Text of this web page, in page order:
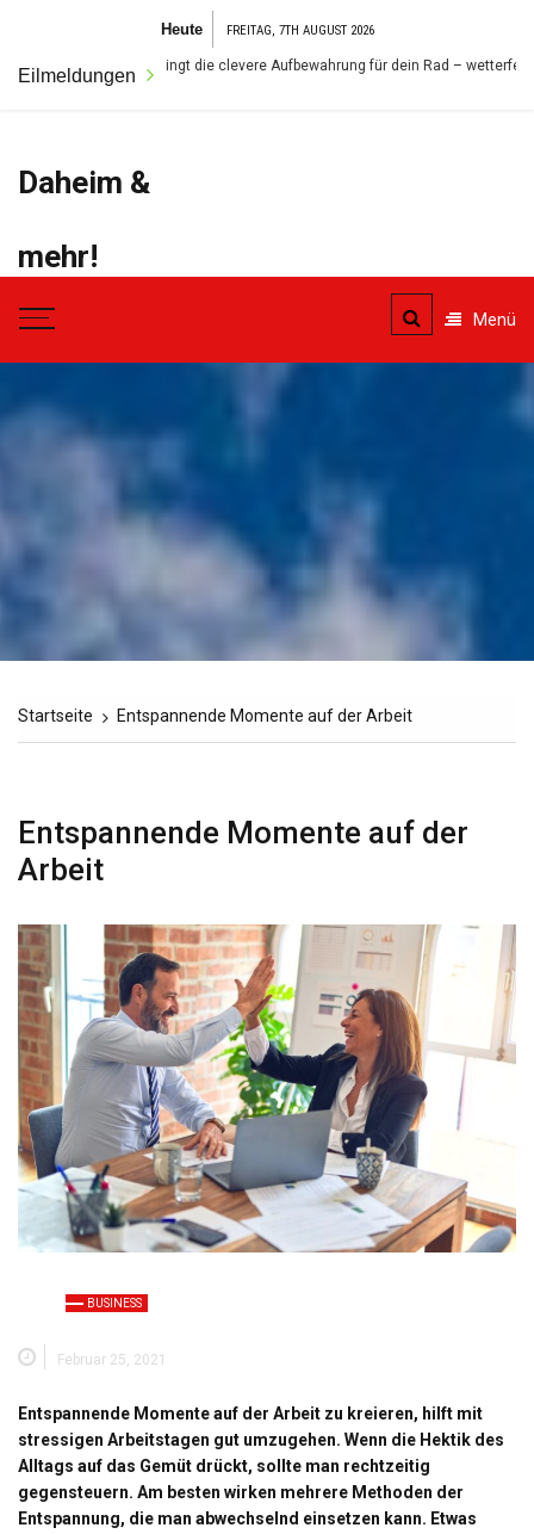
Heute FREITAG, 7TH AUGUST 2026
Eilmeldungen
So gelingt die clevere Aufbewahrung für dein Rad – wetterfest und sicher
Daheim &
mehr!
Der Ort für alles was das
Eigenheim betrifft.
Menü
Startseite Entspannende Momente auf der Arbeit
Entspannende Momente auf der
Arbeit
BUSINESS
Februar 25, 2021
Entspannende Momente auf der Arbeit zu kreieren, hilft mit
stressigen Arbeitstagen gut umzugehen. Wenn die Hektik des
Alltags auf das Gemüt drückt, sollte man rechtzeitig
gegensteuern. Am besten wirken mehrere Methoden der
Entspannung, die man abwechselnd einsetzen kann. Etwas